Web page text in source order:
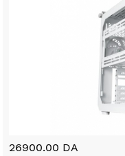
26900.00 DA